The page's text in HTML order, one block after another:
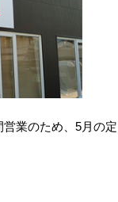
業のため、5月の定